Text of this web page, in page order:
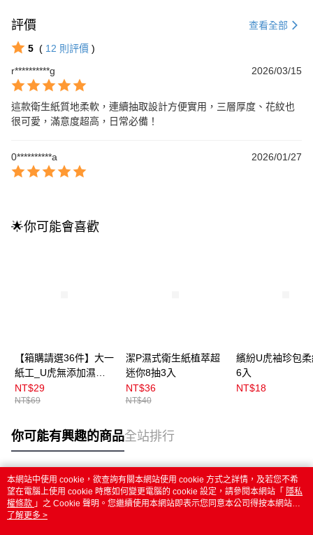
評價 查看全部
5 ( 12 則評價 )
r**********g
2026/03/15
這款衛生紙質地柔軟，連續抽取設計方便實用，三層厚度、花紋也
很可愛，滿意度超高，日常必備！
0**********a 2026/01/27
🌟你可能會喜歡
【箱購請選36件】大一
紙工_U虎無添加濕紙
巾80枚
NT$29
NT$69
潔P濕式衛生紙植萃超
迷你8抽3入
NT$36
NT$40
繽紛U虎袖珍包
6入
NT$18
你可能有興趣的商品全站排行
熱門標籤
本網站中使用 cookie，欲查詢有關本網站使用 cookie 方式之詳情，及若您不希
望在電腦上使用 cookie 時應如何變更電腦的 cookie 設定，請參閱本網站「 隱私
權條款 」之 Cookie 聲明。您繼續使用本網站即表示您同意本公司得按本網站使
用條款之 Cookie 聲明使用 cookie。
了解更多 >